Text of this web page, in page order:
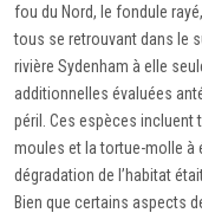
fou du Nord, le fondule
tous se retrouvant dans le
rivière Sydenham à elle
additionnelles évaluées
péril. Ces espèces incluent
moules et la tortue-molle à
dégradation de l’habitat
Bien que certains aspects